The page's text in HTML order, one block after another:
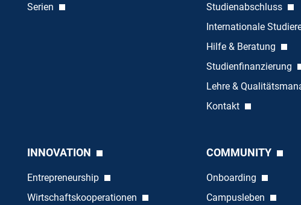
Serien
Studienabschluss
Internationale
Hilfe & Beratung
Studienfinanzierung
Lehre &
Kontakt
INNOVATION
Entrepreneurship
Wirtschaftskooperationen
COMMUNITY
Onboarding
Campusleben